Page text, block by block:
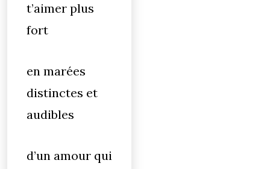
t’aimer plus
fort
en marées
distinctes et
audibles
d’un amour qui